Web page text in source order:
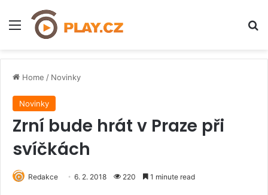
Menu
Home / Novinky
Novinky
Zrní bude hrát v Praze při
svíčkách
Redakce 6. 2. 2018 220 1 minute read